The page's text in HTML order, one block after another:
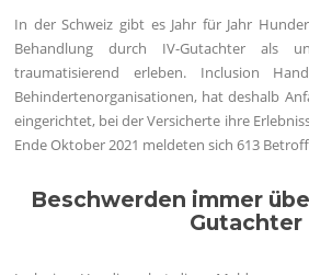
In der Schweiz gibt es Jahr für Jahr
Behandlung durch IV-Gutachter als
traumatisierend erleben. Inclusion
Behindertenorganisationen, hat deshalb
eingerichtet, bei der Versicherte ihre
Ende Oktober 2021 meldeten sich 613
Beschwerden immer
Gutachter